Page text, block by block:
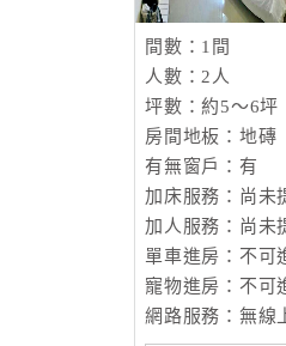
間數：1間
人數：2人
坪數：約5～6坪
房間地板：地磚
有無窗戶：有
加床服務：尚未
加人服務：尚未
單車進房：不可
寵物進房：不可
網路服務：無線